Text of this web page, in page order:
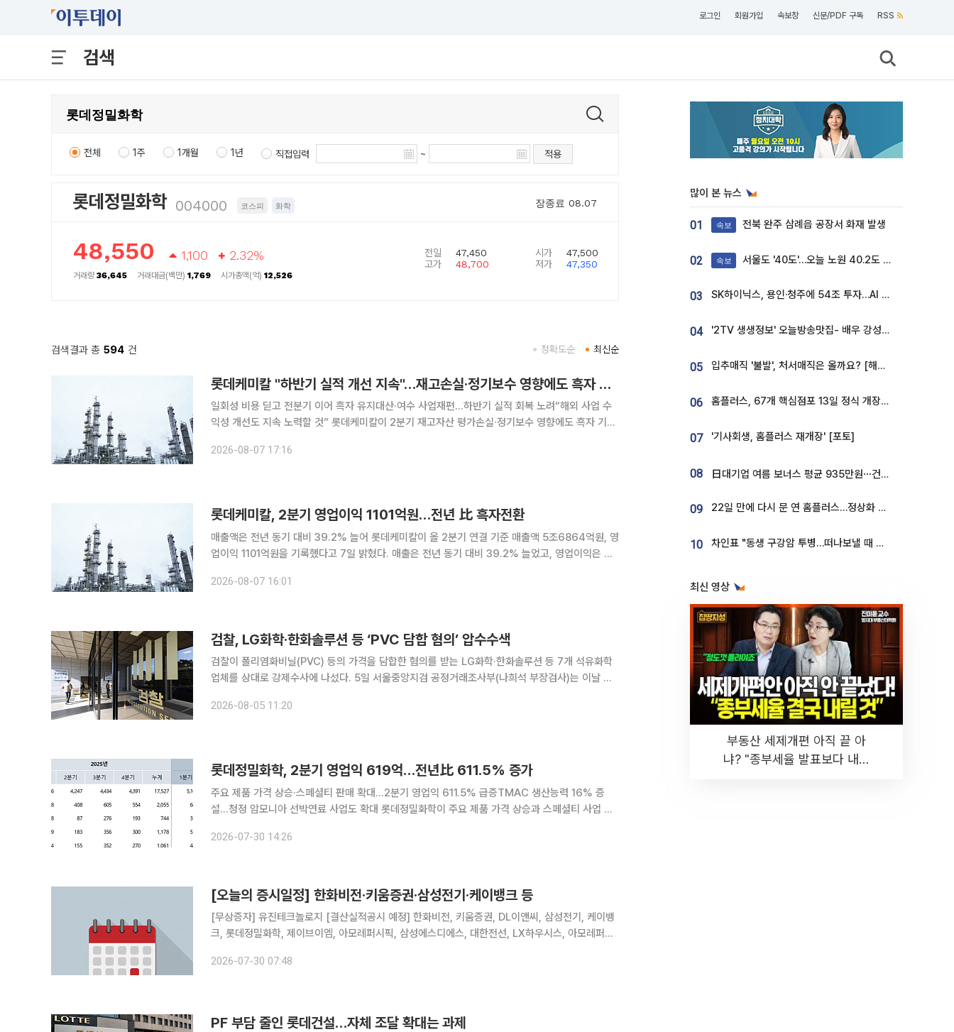
로그인 회원가입 속보창 신문/PDF 구독 RSS
검색
전체 1주 1개월 1년 직접입력 ~ 적용
롯데정밀화학 004000 코스피 화학 장종료 08.07
48,550 1,100 2.32%
거래량36,645 거래대금(백만) 1,769 시가총액(억) 12,526
전일
47,450
고가
48,700
시가
47,500
저가
47,350
검색결과 총 594 건 최신순
정확도순
롯데케미칼 "하반기 실적 개선 지속"…재고손실·정기보수 영향에도 흑자 유지
일회성 비용 딛고 전분기 이어 흑자 유지대산·여수 사업재편…하반기 실적 회복 노려“해외 사업 수
익성 개선도 지속 노력할 것” 롯데케미칼이 2분기 재고자산 평가손실·정기보수 영향에도 흑자 기조
도를 낼 방침이다. 7일 롯데케미칼은 올 2분기 연결 기준 매출 5
2026-08-07 17:16
롯데케미칼, 2분기 영업이익 1101억원…전년 比 흑자전환
매출액은 전년 동기 대비 39.2% 늘어 롯데케미칼이 올 2분기 연결 기준 매출액 5조6864억원, 영
업이익 1101억원을 기록했다고 7일 밝혔다. 매출은 전년 동기 대비 39.2% 늘었고, 영업이익은 흑
이슈로 인한 글로벌 공급망 불확실성이 지속됐음에도
2026-08-07 16:01
검찰, LG화학·한화솔루션 등 ‘PVC 담합 혐의’ 압수수색
검찰이 폴리염화비닐(PVC) 등의 가격을 담합한 혐의를 받는 LG화학·한화솔루션 등 7개 석유화학
업체를 상대로 강제수사에 나섰다. 5일 서울중앙지검 공정거래조사부(나희석 부장검사)는 이날 오
건 관련자에 대해 공정거래법위반 혐의로 압수수색을 진행 중이라고
2026-08-05 11:20
롯데정밀화학, 2분기 영업익 619억…전년比 611.5% 증가
주요 제품 가격 상승·스페셜티 판매 확대…2분기 영업익 611.5% 급증TMAC 생산능력 16% 증
설…청정 암모니아 선박연료 사업도 확대 롯데정밀화학이 주요 제품 가격 상승과 스페셜티 사업 판
영업이익 619억원을 기록했다고 30일 밝혔다. 전년 동기 대비
2026-07-30 14:26
[오늘의 증시일정] 한화비전·키움증권·삼성전기·케이뱅크 등
[무상증자] 유진테크놀로지 [결산실적공시 예정] 한화비전, 키움증권, DL이앤씨, 삼성전기, 케이뱅
크, 롯데정밀화학, 제이브이엠, 아모레퍼시픽, 삼성에스디에스, 대한전선, LX하우시스, 아모레퍼시
과학, 제주반도체, 올릭스, 플랜티넷, 세니젠
2026-07-30 07:48
PF 부담 줄인 롯데건설…자체 조달 확대는 과제
많이 본 뉴스
01 속보 전북 완주 삼례읍 공장서 화재 발생
02 속보 서울도 '40도'…오늘 노원 40.2도 기록
03 SK하이닉스, 용인·청주에 54조 투자…AI 메모리 생산기지 키운다
04 '2TV 생생정보' 오늘방송맛집- 배우 강성진 단골! 쌀국수ㆍ푸팟퐁 커리 맛집 '블○○○'
05 입추매직 '불발', 처서매직은 올까요? [해시태그]
06 홈플러스, 67개 핵심점포 13일 정식 개장…영업 재개 속도
07 '기사회생, 홈플러스 재개장' [포토]
08 日대기업 여름 보너스 평균 935만원⋯건설회사 1800만 넘어
09 22일 만에 다시 문 연 홈플러스…정상화 바쁜데 재고 없어 ‘발동동’[가보니]
10 차인표 "동생 구강암 투병…떠나보낼 때 가장 힘들었다”
최신 영상
부동산 세제개편 아직 끝 아
냐? "종부세율 발표보다 내릴